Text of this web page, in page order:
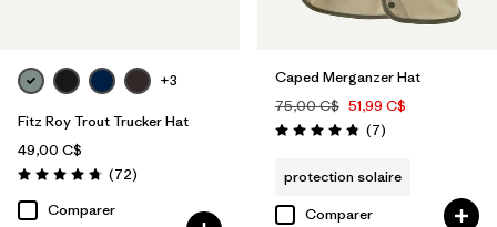
+3
Fitz Roy Trout Trucker Hat
49,00 C$
Évaluation: 4.8 / 5
(72Avis
)
Comparer
Caped Merganzer Hat
75,00 C$ 51,99 C$
Évaluation: 4.9 / 5
(7Avis
)
protection solaire
Comparer